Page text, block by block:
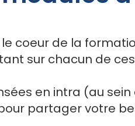
coeur de la
sur chacun de
en intra (au
partager votre